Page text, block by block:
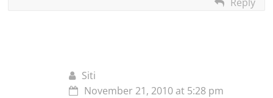
Siti
November 21, 2010 at 5:28 pm